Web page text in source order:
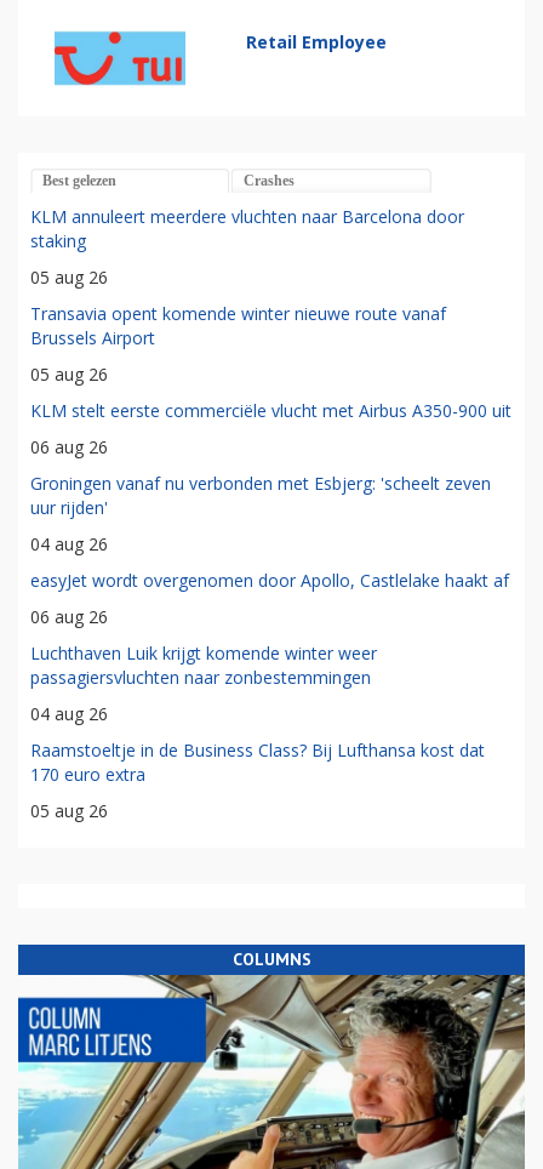
Retail Employee
Best gelezen Crashes
KLM annuleert meerdere vluchten naar Barcelona door
staking
05 aug 26
Transavia opent komende winter nieuwe route vanaf
Brussels Airport
05 aug 26
KLM stelt eerste commerciële vlucht met Airbus A350-900 uit
06 aug 26
Groningen vanaf nu verbonden met Esbjerg: 'scheelt zeven
uur rijden'
04 aug 26
easyJet wordt overgenomen door Apollo, Castlelake haakt af
06 aug 26
Luchthaven Luik krijgt komende winter weer
passagiersvluchten naar zonbestemmingen
04 aug 26
Raamstoeltje in de Business Class? Bij Lufthansa kost dat
170 euro extra
05 aug 26
COLUMNS